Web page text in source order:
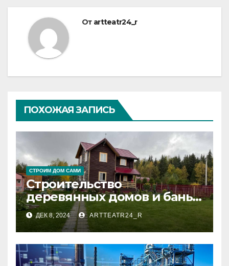
От artteatr24_r
ПОХОЖАЯ ЗАПИСЬ
СТРОИМ ДОМ САМИ
Строительство
деревянных домов и бань
под ключ: преимущества и
этапы
ДЕК 8, 2024 ARTTEATR24_R